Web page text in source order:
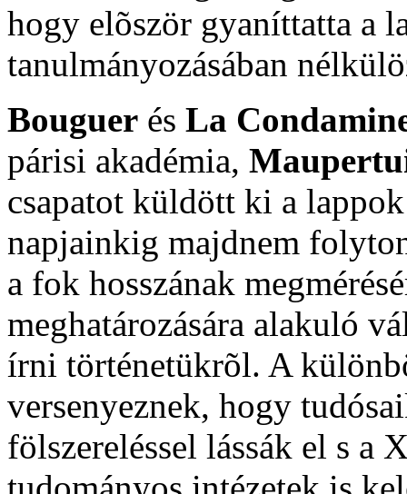
hogy elõször gyaníttatta a
tanulmányozásában
Bouguer és La
párisi akadémia,
csapatot küldött ki a
napjainkig majdnem
a fok hosszának
meghatározására alakuló
írni történetükrõl. A
versenyeznek, hogy
fölszereléssel lássák el s a